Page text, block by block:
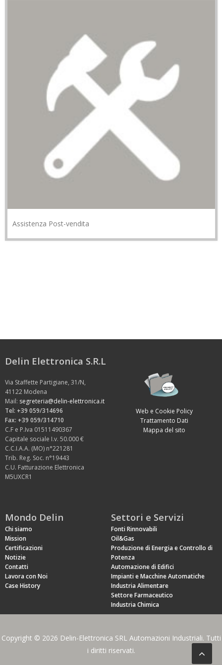
Assistenza Post-vendita
Delin Elettronica S.R.L
Via Staffette Partigiane, 31/N,
41122 Modena
Mail: segreteria@delin-elettronica.it
Tel: +39 059/314696
Fax: +39 059/314710
C.F e P.Iva 01511490367
Capitale sociale I.v. 50.000 €
C.C.I.A.A. (MO) n°221281
Trib. Reg. Soc. n°19443
C.U. Fatturazione Elettronica
M5UXCR1
Web e Cookie Policy
Trattamento Dati
Mappa del sito
Mondo Delin
Chi siamo
Mission
Certificazioni
Notizie
Contatti
Lavora con Noi
Case History
Settori e Servizi
Fonti Rinnovabili
Oil&Gas
Produzione di Energia e Controllo di
Potenza
Automazione di Edifici
Impianti e Macchine Automatiche
Industria Alimentare
Settore Farmaceutico
Industria Chimica
Copyright © 2026 Delin-Elettronica SRL Automazioni Industriali. Tutti
i diritti riservati.